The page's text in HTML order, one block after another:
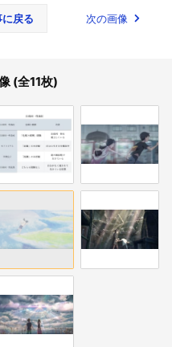
戻る 次の画像
(全11枚)